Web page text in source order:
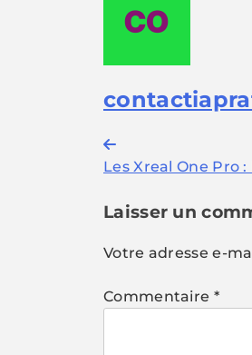
Navigation
de
l’article
Les Xreal One Pro
Laisser un
Votre adresse e-
Commentaire *